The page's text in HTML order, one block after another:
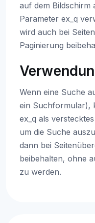
auf dem Bildschirm
Parameter ex_q
wird auch bei
Paginierung
Wenn eine Suche
ein Suchformular),
ex_q als
um die Suche
dann bei
beibehalten, ohne
zu werden.